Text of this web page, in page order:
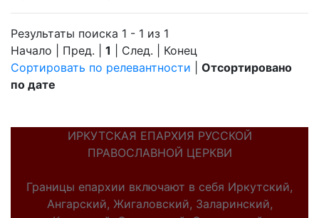
Результаты поиска 1 - 1 из 1
Начало | Пред. | 1 | След. | Конец
Сортировать по релевантности
Отсортировано
по дате
ИРКУТСКАЯ ЕПАРХИЯ РУССКОЙ
ПРАВОСЛАВНОЙ ЦЕРКВИ
Границы епархии включают в себя Иркутский,
Ангарский, Жигаловский, Заларинский,